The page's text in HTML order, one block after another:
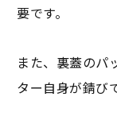
要です。
また、裏蓋のパ
ター自身が錆び